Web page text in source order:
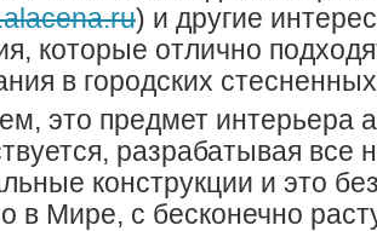
) и другие
которые отлично
в городских
это предмет интерьера
разрабатывая все
конструкции и это
в Мире, с бесконечно